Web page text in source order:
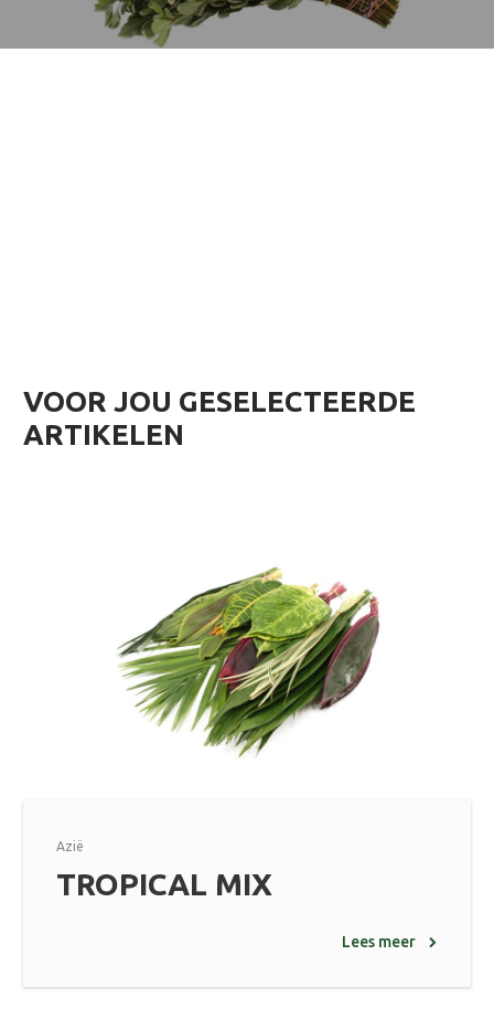
VOOR JOU GESELECTEERDE
ARTIKELEN
Azië
TROPICAL MIX
Lees meer